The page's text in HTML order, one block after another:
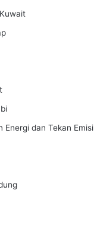
Energi dan Tekan Emisi